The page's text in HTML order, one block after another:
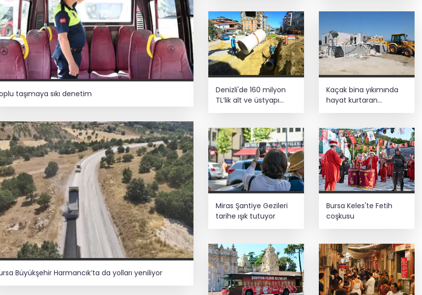
taşımaya sıkı denetim
Büyükşehir Harmancık’ta da yolları yeniliyor
Denizli'de 160 milyon
TL’lik alt ve üstyapı
Kaçak bina yıkımında
hayat kurtaran
Miras Şantiye Gezileri
tarihe ışık tutuyor
Bursa Keles'te Fetih
coşkusu